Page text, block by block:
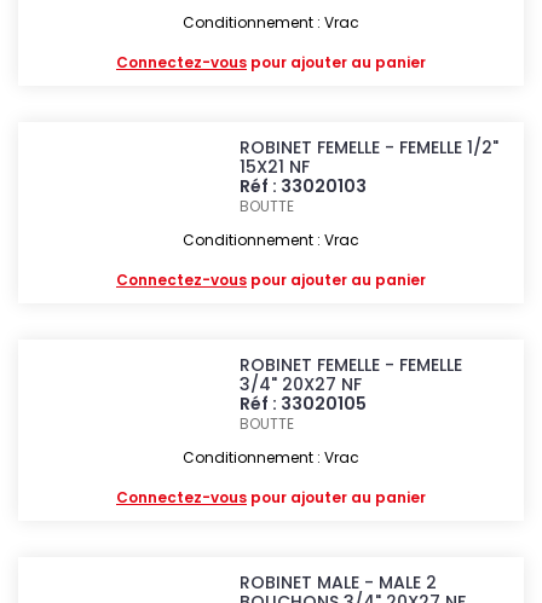
Conditionnement : Vrac
Connectez-vous pour ajouter au panier
ROBINET FEMELLE - FEMELLE 1/2"
15X21 NF
Réf : 33020103
BOUTTE
Conditionnement : Vrac
Connectez-vous pour ajouter au panier
ROBINET FEMELLE - FEMELLE
3/4" 20X27 NF
Réf : 33020105
BOUTTE
Conditionnement : Vrac
Connectez-vous pour ajouter au panier
ROBINET MALE - MALE 2